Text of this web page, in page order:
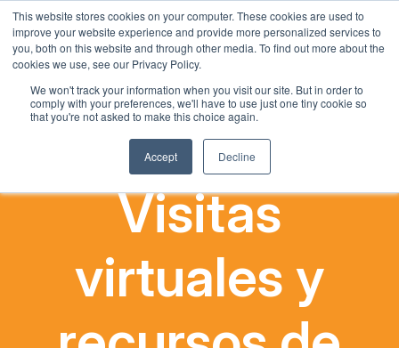
This website stores cookies on your computer. These cookies are used to
improve your website experience and provide more personalized services to
you, both on this website and through other media. To find out more about the
cookies we use, see our Privacy Policy.
We won't track your information when you visit our site. But in order to
comply with your preferences, we'll have to use just one tiny cookie so
that you're not asked to make this choice again.
Accept Decline
Visitas
virtuales y
Spanish
English
French
Chinese
Hindi
Tagalog
Italian